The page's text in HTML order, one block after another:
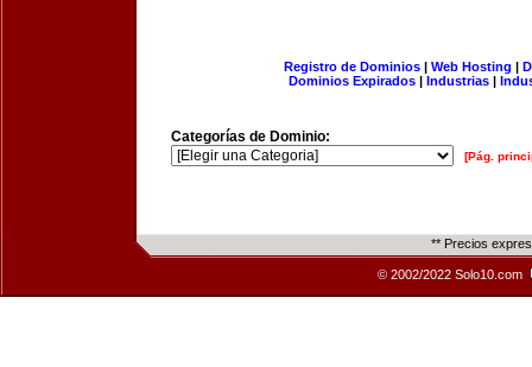
Registro de Dominios| Web Hosting |
Dominios Expirados | Industrias |
Categorías de Dominio:
[Pág.
** Precios
© 2002/2022 Solo10.com